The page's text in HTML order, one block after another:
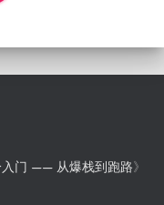
入门 —— 从爆栈到跑路》